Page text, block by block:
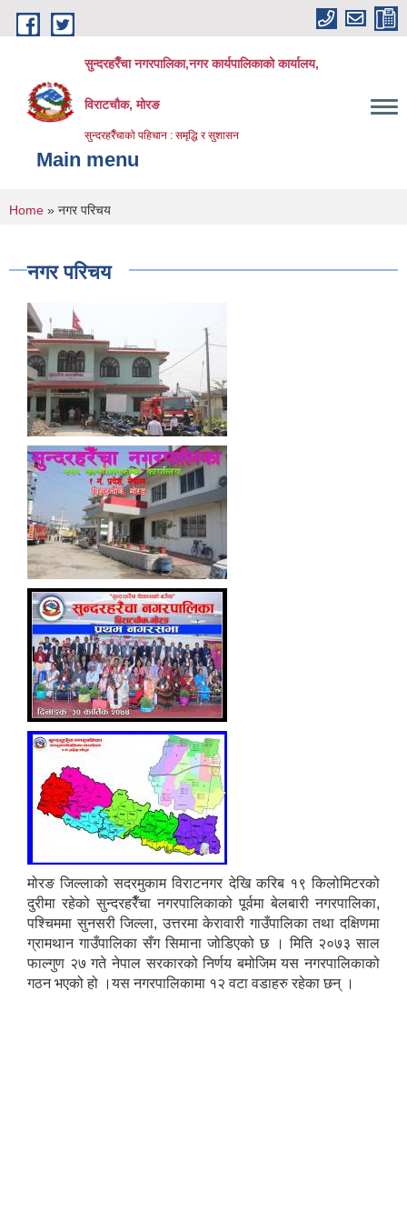
Skip to main content
सुन्दरहरैँचा नगरपालिका,नगर कार्यपालिकाको कार्यालय,
विराटचौक, मोरङ
सुन्दरहरैँचाको पहिचान : समृद्धि र सुशासन
Main menu
You are here
Home » नगर परिचय
नगर परिचय
मोरङ जिल्लाको सदरमुकाम विराटनगर देखि करिब १९ किलोमिटरको
दुरीमा रहेको सुन्दरहरैँचा नगरपालिकाको पूर्वमा बेलबारी नगरपालिका,
पश्चिममा सुनसरी जिल्ला, उत्तरमा केरावारी गाउँपालिका तथा दक्षिणमा
ग्रामथान गाउँपालिका सँग सिमाना जोडिएको छ । मिति २०७३ साल
फाल्गुण २७ गते नेपाल सरकारको निर्णय बमोजिम यस नगरपालिकाको
गठन भएको हो ।यस नगरपालिकामा १२ वटा वडाहरु रहेका छन् ।